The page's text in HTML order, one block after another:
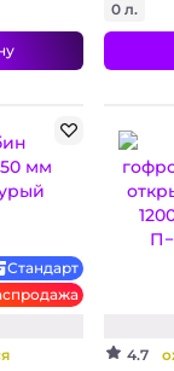
0 л.
Стандарт
4.7